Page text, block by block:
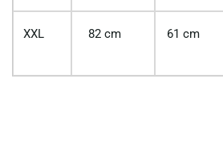
XXL 82 cm 61 cm